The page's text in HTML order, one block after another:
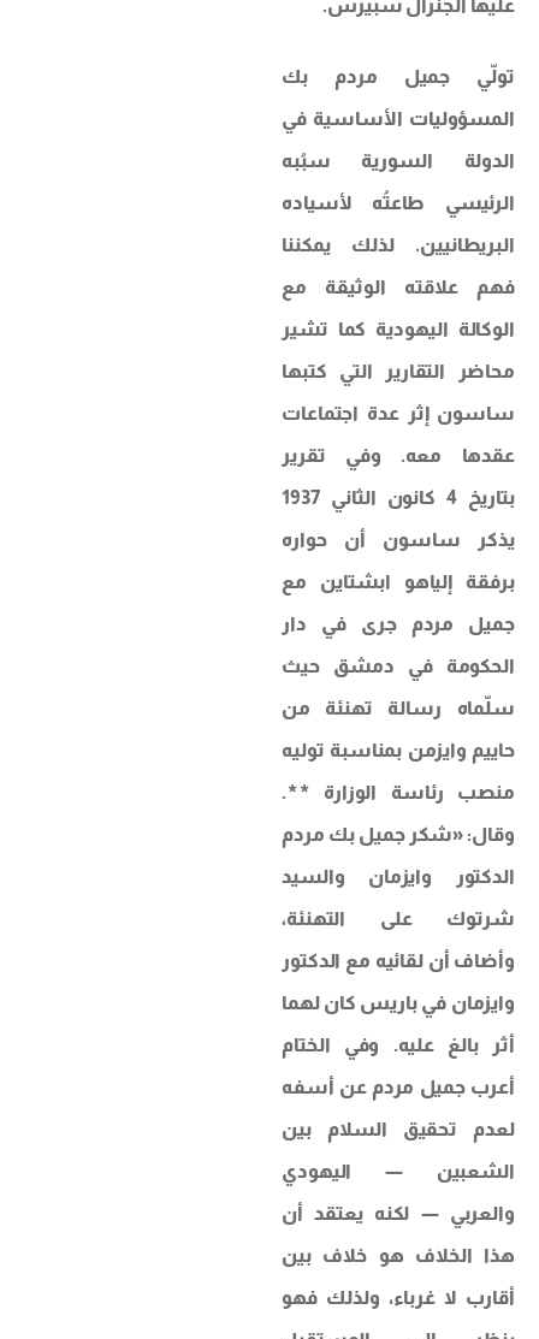
عليها الجنرال سبيرس.
تولّي جميل مردم بك
المسؤوليات الأساسية في
الدولة السورية سبُبه
الرئيسي طاعتُه لأسياده
البريطانيين. لذلك يمكننا
فهم علاقته الوثيقة مع
الوكالة اليهودية كما تشير
محاضر التقارير التي كتبها
ساسون إثر عدة اجتماعات
عقدها معه. وفي تقرير
بتاريخ 4 كانون الثاني 1937
يذكر ساسون أن حواره
برفقة إلياهو ابشتاين مع
جميل مردم جرى في دار
الحكومة في دمشق حيث
سلّماه رسالة تهنئة من
حاييم وايزمن بمناسبة توليه
منصب رئاسة الوزارة **.
وقال: «شكر جميل بك مردم
الدكتور وايزمان والسيد
شرتوك على التهنئة،
وأضاف أن لقائيه مع الدكتور
وايزمان في باريس كان لهما
أثر بالغ عليه. وفي الختام
أعرب جميل مردم عن أسفه
لعدم تحقيق السلام بين
الشعبين — اليهودي
والعربي — لكنه يعتقد أن
هذا الخلاف هو خلاف بين
أقارب لا غرباء، ولذلك فهو